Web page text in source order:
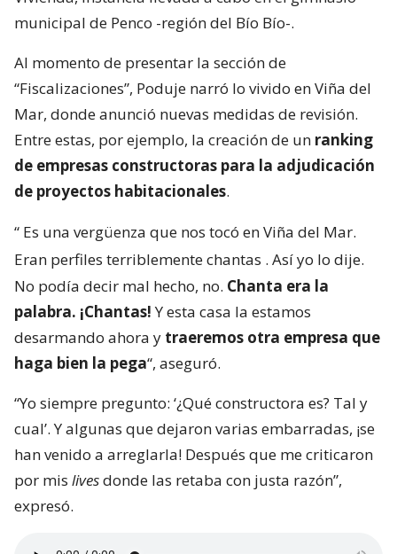
municipal de Penco -región del Bío Bío-.
Al momento de presentar la sección de
“Fiscalizaciones”, Poduje narró lo vivido en Viña del
Mar, donde anunció nuevas medidas de revisión.
Entre estas, por ejemplo, la creación de un ranking
de empresas constructoras para la adjudicación
de proyectos habitacionales.
“ Es una vergüenza que nos tocó en Viña del Mar.
Eran perfiles terriblemente chantas . Así yo lo dije.
No podía decir mal hecho, no. Chanta era la
palabra. ¡Chantas!Y esta casa la estamos
desarmando ahora y traeremos otra empresa que
haga bien la pega“, aseguró.
“Yo siempre pregunto: ‘¿Qué constructora es? Tal y
cual’. Y algunas que dejaron varias embarradas, ¡se
han venido a arreglarla! Después que me criticaron
por mis livesdonde las retaba con justa razón”,
expresó.